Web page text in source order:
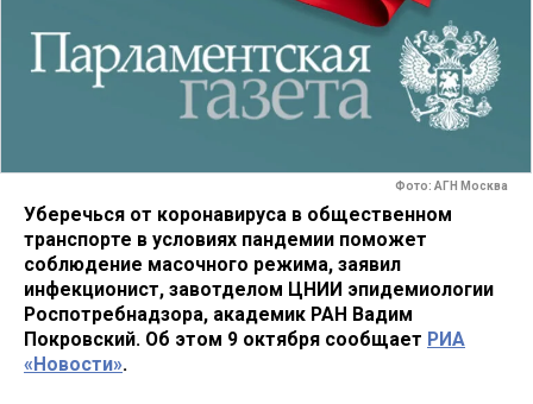
Фото: АГН Москва
Уберечься от коронавируса в общественном
транспорте в условиях пандемии поможет
соблюдение масочного режима, заявил
инфекционист, завотделом ЦНИИ эпидемиологии
Роспотребнадзора, академик РАН Вадим
Покровский. Об этом 9 октября сообщает РИА
«Новости».